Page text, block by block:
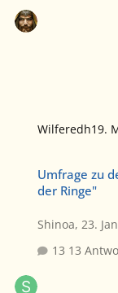
Wilferedh19.
Umfrage zu
der Ringe"
Shinoa,23.
13